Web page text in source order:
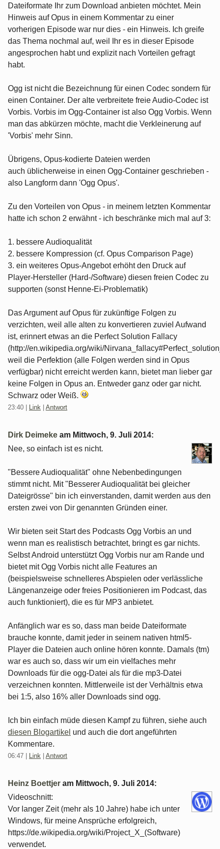
Dateiformate Ihr zum Download anbieten möchtet. Mein
Hinweis auf Opus in einem Kommentar zu einer
vorherigen Episode war nur dies - ein Hinweis. Ich greife
das Thema nochmal auf, weil Ihr es in dieser Episode
angesprochen habt und explizit nach Vorteilen gefragt
habt.
Ogg ist nicht die Bezeichnung für einen Codec sondern für
einen Container. Der alte verbreitete freie Audio-Codec ist
Vorbis. Vorbis im Ogg-Container ist also Ogg Vorbis. Wenn
man das abkürzen möchte, macht die Verkleinerung auf
'Vorbis' mehr Sinn.
Übrigens, Opus-kodierte Dateien werden
auch üblicherweise in einen Ogg-Container geschrieben -
also Langform dann 'Ogg Opus'.
Zu den Vorteilen von Opus - in meinem letzten Kommentar
hatte ich schon 2 erwähnt - ich beschränke mich mal auf 3:
1. bessere Audioqualität
2. bessere Kompression (cf. Opus Comparison Page)
3. ein weiteres Opus-Angebot erhöht den Druck auf
Player-Hersteller (Hard-/Software) diesen freien Codec zu
supporten (sonst Henne-Ei-Problematik)
Das Argument auf Opus für zukünftige Folgen zu
verzichten, weil alle alten zu konvertieren zuviel Aufwand
ist, erinnert etwas an die Perfect Solution Fallacy
(http://en.wikipedia.org/wiki/
weil die Perfektion (alle Folgen werden sind in Opus
verfügbar) nicht erreicht werden kann, bietet man lieber gar
keine Folgen in Opus an. Entweder ganz oder gar nicht.
Schwarz oder Weiß.
23:40 Link Antwort
Dirk Deimeke am Mittwoch, 9. Juli 2014:
Nee, so einfach ist es nicht.
"Bessere Audioqualität" ohne Nebenbedingungen
stimmt nicht. Mit "Besserer Audioqualität bei gleicher
Dateigrösse" bin ich einverstanden, damit werden aus den
ersten zwei von Dir genannten Gründen einer.
Wir bieten seit Start des Podcasts Ogg Vorbis an und
wenn man es realistisch betrachtet, bringt es gar nichts.
Selbst Android unterstützt Ogg Vorbis nur am Rande und
bietet mit Ogg Vorbis nicht alle Features an
(beispielsweise schnelleres Abspielen oder verlässliche
Längenanzeige oder freies Positionieren im Podcast, das
auch funktioniert), die es für MP3 anbietet.
Anfänglich war es so, dass man beide Dateiformate
brauche konnte, damit jeder in seinem nativen html5-
Player die Dateien auch online hören konnte. Damals (tm)
war es auch so, dass wir um ein vielfaches mehr
Downloads für die ogg-Datei als für die mp3-Datei
verzeichnen konnten. Mittlerweile ist der Verhältnis etwa
bei 1:5, also 16% aller Downloads sind ogg.
Ich bin einfach müde diesen Kampf zu führen, siehe auch
diesen Blogartikel und auch die dort angeführten
Kommentare.
06:47 Link Antwort
Heinz Boettjer am Mittwoch, 9. Juli 2014:
Videoschnitt:
Vor langer Zeit (mehr als 10 Jahre) habe ich unter
Windows, für meine Ansprüche erfolgreich,
https://de.wikipedia.org/wiki/Project_X_(Software)
verwendet.